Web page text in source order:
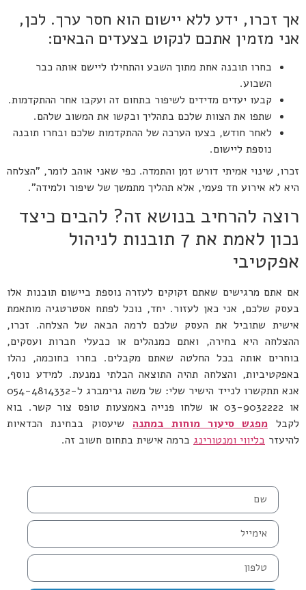
אך זכרו, ידע ללא יישום הוא חסר ערך. לכן,
אני מזמין אתכם לנקוט בצעדים הבאים:
בחרו תובנה אחת מתוך השבע והתחילו ליישם אותה כבר
השבוע.
קבעו יעדים מדידים לשיפור בתחום זה ועקבו אחר ההתקדמות.
שתפו את הצוות שלכם בתהליך ובקשו את המשוב שלהם.
לאחר חודש, בצעו הערכה של ההתקדמות שלכם ובחרו תובנה
נוספת ליישום.
זכרו, שינוי אמיתי דורש זמן והתמדה. כפי שאני אוהב לומר, "הצלחה
היא לא אירוע חד פעמי, אלא תהליך מתמשך של שיפור ולמידה".
רוצה להרחיב בנושא זה? להבים כיצד
נכון לאמת את 7 תובנות לניהול
אפקטיבי
אם אתם מרגישים שאתם זקוקים לעזרה נוספת ביישום תובנות אלו
בעסק שלכם, אני כאן לעזור. יחד, נוכל לפתח אסטרטגיה מותאמת
אישית שתוביל את העסק שלכם לרמה הבאה של הצלחה. זכרו,
ההצלחה היא בחירה, ואתם כמנהלים או כבעלי חברות ועסקים,
בוחרים אותה בכל החלטה שאתם מקבלים. בחרו בחוכמה, נהלו
באפקטיביות, והצלחה תהיה התוצאה הבלתי נמנעת. למידע נוסף,
אנא תתקשרו לנייד הישיר שלי: של משה גרימברג ל-054-4814332
או 03-9032222 או שלחו פנייה באמצעות טופס צור קשר. בוא
לקבל מפגש סיעור מוחות במתנה שיעסוק בבחינת הכדאיות
להיעזר בליווי ומנטורינג ברמה אישית בתחום חשוב זה.